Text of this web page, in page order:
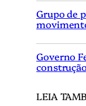
Grupo de
Governo
LEIA